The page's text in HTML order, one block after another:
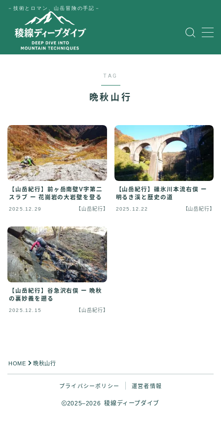
－技術とロマン、山岳冒険の手記－
MENU
Japanese
TAG
晩秋山行
【山岳紀行】前ヶ岳南壁V字第二
スラブ ー 花崗岩の大岩壁を登る
2025.12.29 【山岳紀行】
【山岳紀行】碓氷川本流右俣 ー
明るき渓と歴史の道
2025.12.22 【山岳紀行】
【山岳紀行】谷急沢右俣 ー 晩秋
の裏妙義を遡る
2025.12.15 【山岳紀行】
HOME 晩秋山行
プライバシーポリシー 運営者情報
2025–2026 稜線ディープダイブ